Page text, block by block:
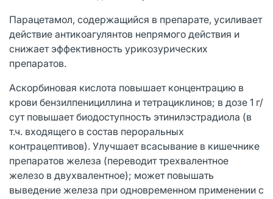
Парацетамол, содержащийся в препарате, усиливает
действие антикоагулянтов непрямого действия и
снижает эффективность урикозурических
препаратов.
Аскорбиновая кислота повышает концентрацию в
крови бензилпенициллина и тетрациклинов; в дозе 1 г/
сут повышает биодоступность этинилэстрадиола (в
т.ч. входящего в состав пероральных
контрацептивов). Улучшает всасывание в кишечнике
препаратов железа (переводит трехвалентное
железо в двухвалентное); может повышать
выведение железа при одновременном применении с